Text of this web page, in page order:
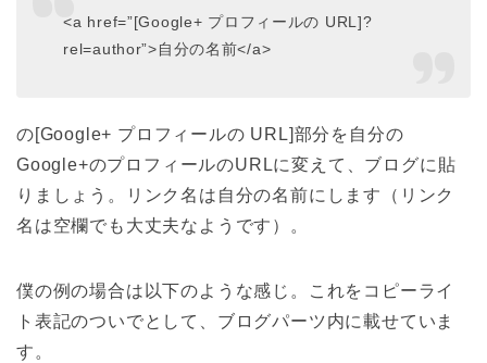
<a href=”[Google+ プロフィールの URL]?
rel=author”>自分の名前</a>
の[Google+ プロフィールの URL]部分を自分の
Google+のプロフィールのURLに変えて、ブログに貼
りましょう。リンク名は自分の名前にします（リンク
名は空欄でも大丈夫なようです）。
僕の例の場合は以下のような感じ。これをコピーライ
ト表記のついでとして、ブログパーツ内に載せていま
す。